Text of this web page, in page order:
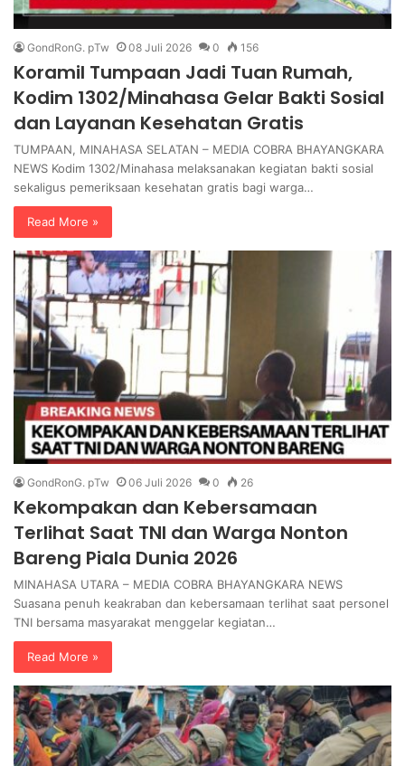
GondRonG. pTw 08 Juli 2026 0 156
Koramil Tumpaan Jadi Tuan Rumah,
Kodim 1302/Minahasa Gelar Bakti Sosial
dan Layanan Kesehatan Gratis
TUMPAAN, MINAHASA SELATAN – MEDIA COBRA BHAYANGKARA
NEWS Kodim 1302/Minahasa melaksanakan kegiatan bakti sosial
sekaligus pemeriksaan kesehatan gratis bagi warga…
Read More »
GondRonG. pTw 06 Juli 2026 0 26
Kekompakan dan Kebersamaan
Terlihat Saat TNI dan Warga Nonton
Bareng Piala Dunia 2026
MINAHASA UTARA – MEDIA COBRA BHAYANGKARA NEWS
Suasana penuh keakraban dan kebersamaan terlihat saat personel
TNI bersama masyarakat menggelar kegiatan…
Read More »